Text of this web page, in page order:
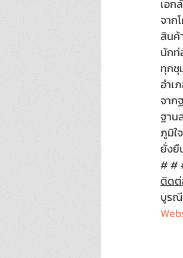
เอก
จาก
สินค้
นักท่
ทุกชุ
อำเ
จาก
ฐาน
ภูมิใ
ยั่งยื
# #
ติดต่
บูรณี